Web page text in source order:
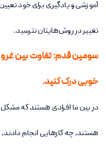
آموزشی و یادگیری برای خود
تغییر در روش‌هایتان نترسید.
سومین قدم: تفاوت بین غرور
خوبی درک کنید.
در بین ما افرادی هستند که
هستند، چه کارهایی انجام